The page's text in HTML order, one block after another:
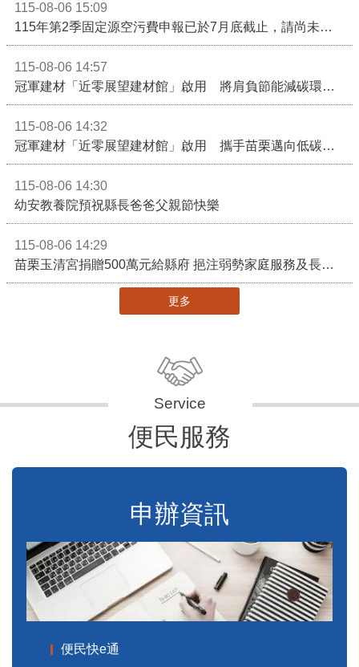
115-08-06 15:09
115年第2季固定源空污費申報已於7月底截止，請尚未申報公私場所儘速完成申繳，以免面臨滯納金及罰鍰!
115-08-06 14:57
冠軍建材「近零展望建材館」啟用 將肩負節能減碳環境教育重任
115-08-06 14:32
冠軍建材「近零展望建材館」啟用 攜手苗栗邁向低碳建築新未來
115-08-06 14:30
幼安教養院預祝縣長爸爸父親節快樂
115-08-06 14:29
苗栗玉清宮捐贈500萬元給縣府 挹注弱勢家庭服務及長照醫療資源
更多
便民服務
申辦資訊
便民快e通